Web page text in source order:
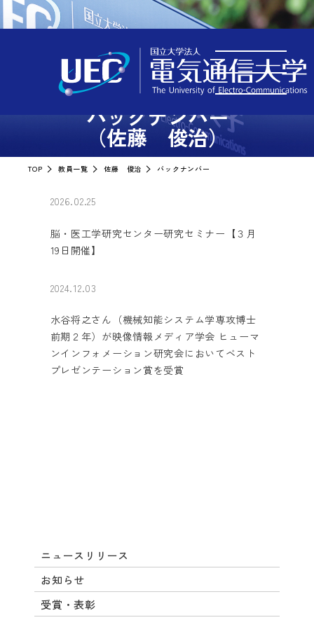
バックナンバー
（佐藤 俊治）
TOP 教員一覧 佐藤 俊治 バックナンバー
2026.02.25
脳・医工学研究センター研究セミナー【３月
19日開催】
2024.12.03
水谷将之さん（機械知能システム学専攻博士
前期２年）が映像情報メディア学会 ヒューマ
ンインフォメーション研究会においてベスト
プレゼンテーション賞を受賞
ニュースリリース
お知らせ
受賞・表彰